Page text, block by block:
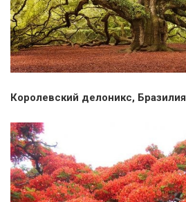
Королевский делоникс, Бразилия